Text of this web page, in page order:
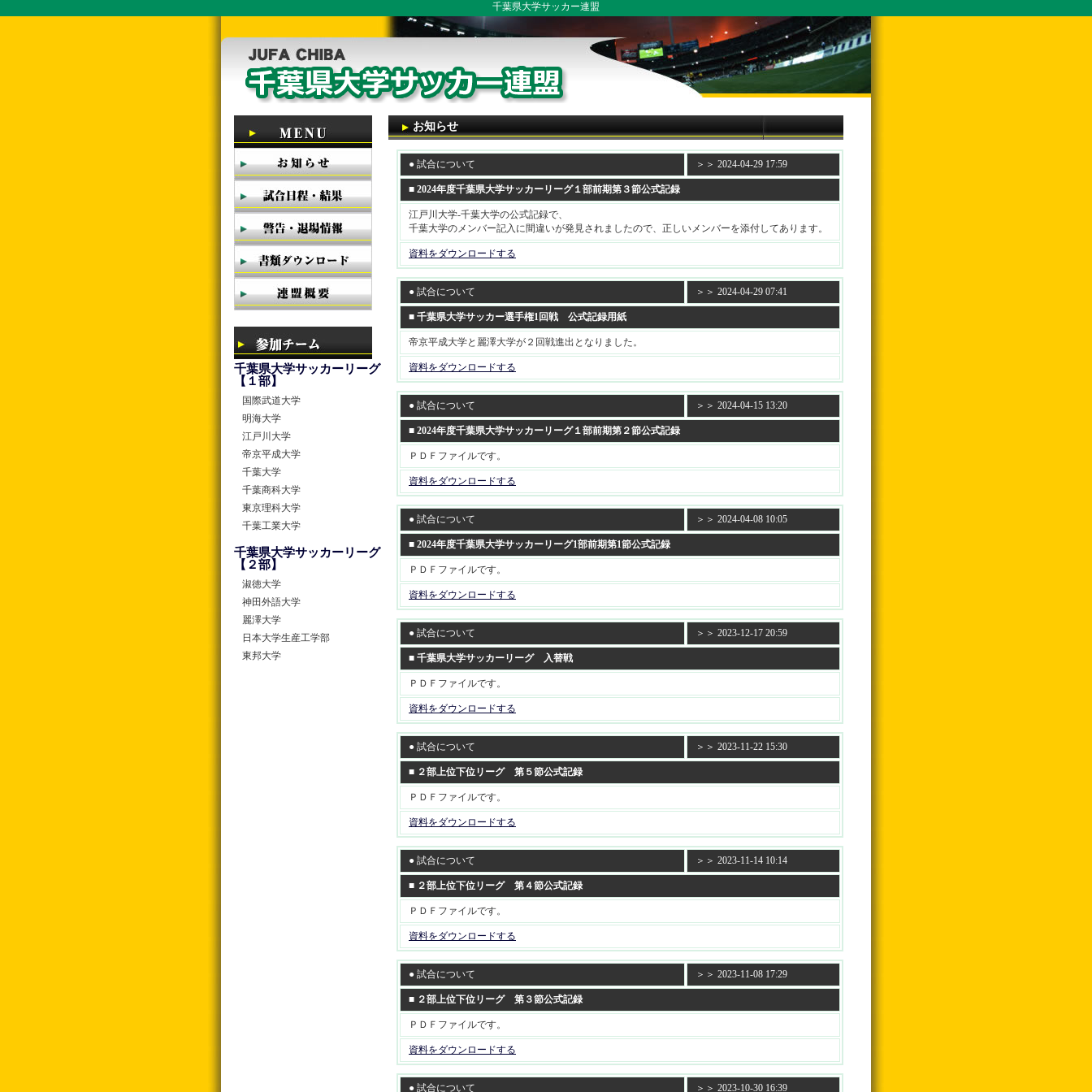
千葉県大学サッカー連盟
千葉県大学サッカーリーグ
【１部】
国際武道大学
明海大学
江戸川大学
帝京平成大学
千葉大学
千葉商科大学
東京理科大学
千葉工業大学
千葉県大学サッカーリーグ
【２部】
淑徳大学
神田外語大学
麗澤大学
日本大学生産工学部
東邦大学
お知らせ
● 試合について ＞＞ 2024-04-29 17:59
■ 2024年度千葉県大学サッカーリーグ１部前期第３節公式記録
江戸川大学-千葉大学の公式記録で、
千葉大学のメンバー記入に間違いが発見されましたので、正しいメンバーを添付してあります。
資料をダウンロードする
● 試合について ＞＞ 2024-04-29 07:41
■ 千葉県大学サッカー選手権1回戦 公式記録用紙
帝京平成大学と麗澤大学が２回戦進出となりました。
資料をダウンロードする
● 試合について ＞＞ 2024-04-15 13:20
■ 2024年度千葉県大学サッカーリーグ１部前期第２節公式記録
ＰＤＦファイルです。
資料をダウンロードする
● 試合について ＞＞ 2024-04-08 10:05
■ 2024年度千葉県大学サッカーリーグ1部前期第1節公式記録
ＰＤＦファイルです。
資料をダウンロードする
● 試合について ＞＞ 2023-12-17 20:59
■ 千葉県大学サッカーリーグ 入替戦
ＰＤＦファイルです。
資料をダウンロードする
● 試合について ＞＞ 2023-11-22 15:30
■ ２部上位下位リーグ 第５節公式記録
ＰＤＦファイルです。
資料をダウンロードする
● 試合について ＞＞ 2023-11-14 10:14
■ ２部上位下位リーグ 第４節公式記録
ＰＤＦファイルです。
資料をダウンロードする
● 試合について ＞＞ 2023-11-08 17:29
■ ２部上位下位リーグ 第３節公式記録
ＰＤＦファイルです。
資料をダウンロードする
● 試合について ＞＞ 2023-10-30 16:39